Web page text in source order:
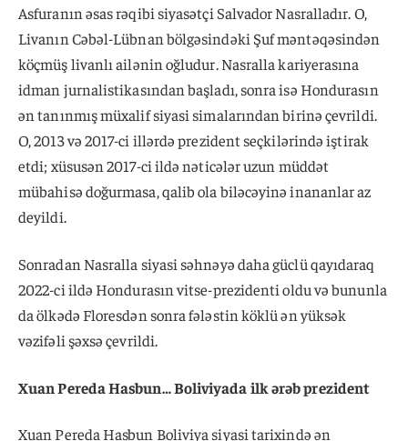
Asfuranın əsas rəqibi siyasətçi Salvador Nasralladır. O,
Livanın Cəbəl-Lübnan bölgəsindəki Şuf məntəqəsindən
köçmüş livanlı ailənin oğludur. Nasralla kariyerasına
idman jurnalistikasından başladı, sonra isə Hondurasın
ən tanınmış müxalif siyasi simalarından birinə çevrildi.
O, 2013 və 2017-ci illərdə prezident seçkilərində iştirak
etdi; xüsusən 2017-ci ildə nəticələr uzun müddət
mübahisə doğurmasa, qalib ola biləcəyinə inananlar az
deyildi.
Sonradan Nasralla siyasi səhnəyə daha güclü qayıdaraq
2022-ci ildə Hondurasın vitse-prezidenti oldu və bununla
da ölkədə Floresdən sonra fələstin köklü ən yüksək
vəzifəli şəxsə çevrildi.
Xuan Pereda Hasbun… Boliviyada ilk ərəb prezident
Xuan Pereda Hasbun Boliviya siyasi tarixində ən